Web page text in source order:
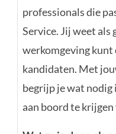
professionals die
Service. Jij weet als
werkomgeving kunt
kandidaten. Met
begrijp je wat nodig
aan boord te